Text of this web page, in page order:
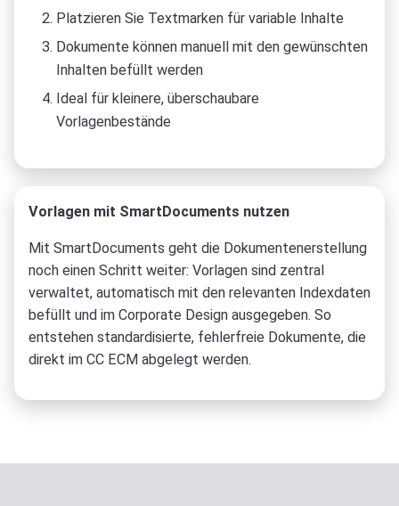
Platzieren Sie Textmarken für variable Inhalte
Dokumente können manuell mit den gewünschten
Inhalten befüllt werden
Ideal für kleinere, überschaubare
Vorlagenbestände
Vorlagen mit SmartDocuments nutzen
Mit SmartDocuments geht die Dokumentenerstellung
noch einen Schritt weiter: Vorlagen sind zentral
verwaltet, automatisch mit den relevanten Indexdaten
befüllt und im Corporate Design ausgegeben. So
entstehen standardisierte, fehlerfreie Dokumente, die
direkt im CC ECM abgelegt werden.